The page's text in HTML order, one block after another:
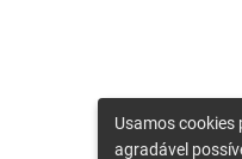
Usamos cookies
agradável